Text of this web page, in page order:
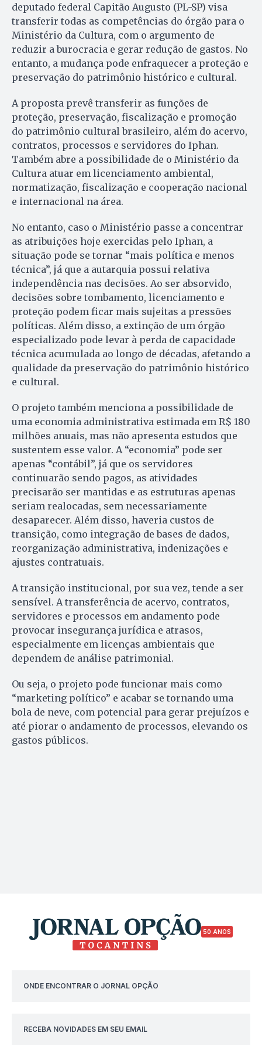
deputado federal Capitão Augusto (PL-SP) visa
transferir todas as competências do órgão para o
Ministério da Cultura, com o argumento de
reduzir a burocracia e gerar redução de gastos. No
entanto, a mudança pode enfraquecer a proteção e
preservação do patrimônio histórico e cultural.
A proposta prevê transferir as funções de
proteção, preservação, fiscalização e promoção
do patrimônio cultural brasileiro, além do acervo,
contratos, processos e servidores do Iphan.
Também abre a possibilidade de o Ministério da
Cultura atuar em licenciamento ambiental,
normatização, fiscalização e cooperação nacional
e internacional na área.
No entanto, caso o Ministério passe a concentrar
as atribuições hoje exercidas pelo Iphan, a
situação pode se tornar “mais política e menos
técnica”, já que a autarquia possui relativa
independência nas decisões. Ao ser absorvido,
decisões sobre tombamento, licenciamento e
proteção podem ficar mais sujeitas a pressões
políticas. Além disso, a extinção de um órgão
especializado pode levar à perda de capacidade
técnica acumulada ao longo de décadas, afetando a
qualidade da preservação do patrimônio histórico
e cultural.
O projeto também menciona a possibilidade de
uma economia administrativa estimada em R$ 180
milhões anuais, mas não apresenta estudos que
sustentem esse valor. A “economia” pode ser
apenas “contábil”, já que os servidores
continuarão sendo pagos, as atividades
precisarão ser mantidas e as estruturas apenas
seriam realocadas, sem necessariamente
desaparecer. Além disso, haveria custos de
transição, como integração de bases de dados,
reorganização administrativa, indenizações e
ajustes contratuais.
A transição institucional, por sua vez, tende a ser
sensível. A transferência de acervo, contratos,
servidores e processos em andamento pode
provocar insegurança jurídica e atrasos,
especialmente em licenças ambientais que
dependem de análise patrimonial.
Ou seja, o projeto pode funcionar mais como
“marketing político” e acabar se tornando uma
bola de neve, com potencial para gerar prejuízos e
até piorar o andamento de processos, elevando os
gastos públicos.
50 ANOS
ONDE ENCONTRAR O JORNAL OPÇÃO
RECEBA NOVIDADES EM SEU EMAIL